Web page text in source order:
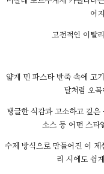
어
고전적인 이탈
얇게 민 파스타 반죽 속에 고
달처럼 오
탱글한 식감과 고소하고 깊
소스 등 어떤 스타
수제 방식으로 만들어진 이
리 시에도 쉽